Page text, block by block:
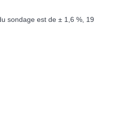
sondage est de ± 1,6 %, 19